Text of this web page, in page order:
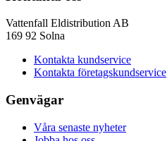
Vattenfall Eldistribution AB
169 92 Solna
Kontakta kundservice
Kontakta företagskundservice
Genvägar
Våra senaste nyheter